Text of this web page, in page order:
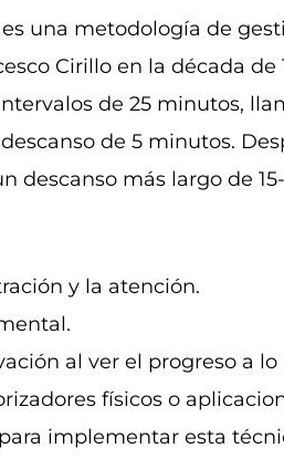
es una metodología de
Cirillo en la década de
de 25 minutos,
de 5 minutos.
descanso más largo de
y la atención.
al ver el progreso a lo
físicos o
implementar esta